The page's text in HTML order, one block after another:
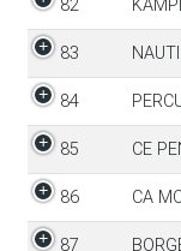
82
83
84
85 CE
86 CA
87